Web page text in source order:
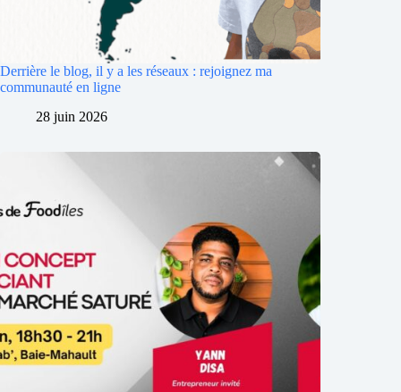
Derrière le blog, il y a les réseaux : rejoignez ma
communauté en ligne
28 juin 2026